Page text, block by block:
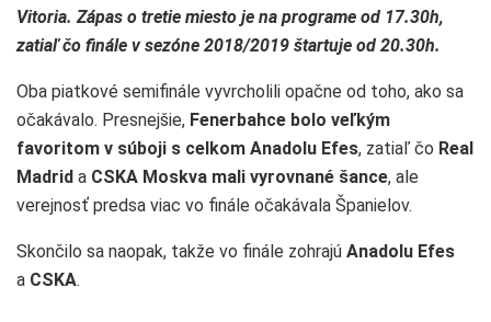
Vitoria. Zápas o tretie miesto je na programe od 17.30h,
zatiaľ čo finále v sezóne 2018/2019 štartuje od 20.30h.
Oba piatkové semifinále vyvrcholili opačne od toho, ako sa
očakávalo. Presnejšie, Fenerbahce bolo veľkým
favoritom v súboji s celkom Anadolu Efes, zatiaľ čo Real
Madrid a CSKA Moskva mali vyrovnané šance, ale
verejnosť predsa viac vo finále očakávala Španielov.
Skončilo sa naopak, takže vo finále zohrajú Anadolu Efes
a CSKA.